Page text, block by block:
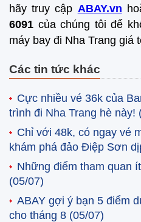
hãy truy cập ABAY.vn
6091 của chúng tôi để
máy bay đi Nha Trang giá
Các tin tức khác
Cực nhiều vé 36k của
trình đi Nha Trang hè này!
Chỉ với 48k, có ngay vé
khám phá đảo Điệp Sơn
Những điểm tham quan
(05/07)
ABAY gợi ý bạn 5 điểm
cho tháng 8 (05/07)